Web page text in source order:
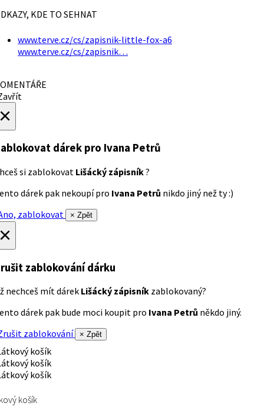
KDE TO SEHNAT
www.terve.cz/cs/zapisnik-little-fox-a6
www.terve.cz/cs/zapisnik…
dárek pro Ivana Petrů
si zablokovat Lišácký zápisník?
dárek pak nekoupí pro Ivana Petrů nikdo jiný než ty :)
zablokovat
× Zpět
zablokování dárku
nechceš mít dárek Lišácký zápisník zablokovaný?
dárek pak bude moci koupit pro Ivana Petrů někdo jiný.
zablokování
× Zpět
košík